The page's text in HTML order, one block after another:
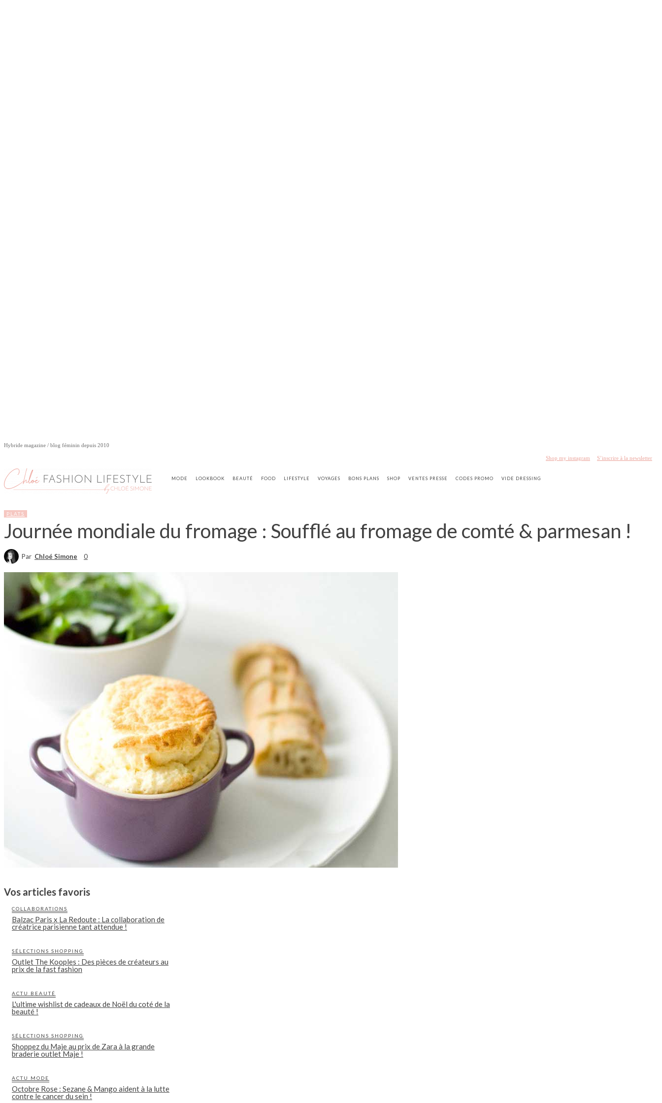
Hybride magazine / blog féminin depuis 2010
Shop my instagram S’inscrire à la newsletter
MODE LOOKBOOK BEAUTÉ FOOD LIFESTYLE VOYAGES BONS PLANS SHOP VENTES PRESSE CODES PROMO VIDE DRESSING
PLATS
Journée mondiale du fromage : Soufflé au fromage de comté & parmesan !
Par Chloé Simone 0
Vos articles favoris
COLLABORATIONS
Balzac Paris x La Redoute : La collaboration de
créatrice parisienne tant attendue !
SÉLECTIONS SHOPPING
Outlet The Kooples : Des pièces de créateurs au
prix de la fast fashion
ACTU BEAUTÉ
L'ultime wishlist de cadeaux de Noël du coté de la
beauté !
SÉLECTIONS SHOPPING
Shoppez du Maje au prix de Zara à la grande
braderie outlet Maje !
ACTU MODE
Octobre Rose : Sezane & Mango aident à la lutte
contre le cancer du sein !